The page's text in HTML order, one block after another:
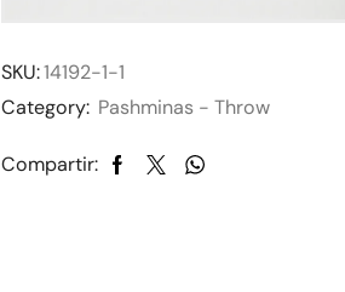
SKU:14192-1-1
Category: Pashminas - Throw
Compartir: